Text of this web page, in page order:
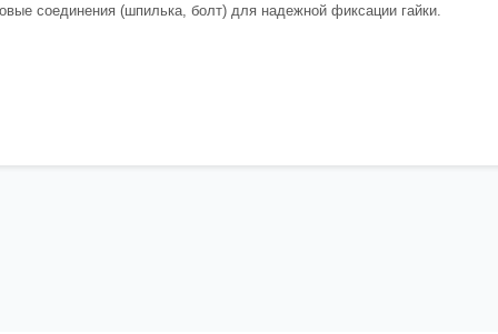
соединения (шпилька, болт) для надежной фиксации гайки.